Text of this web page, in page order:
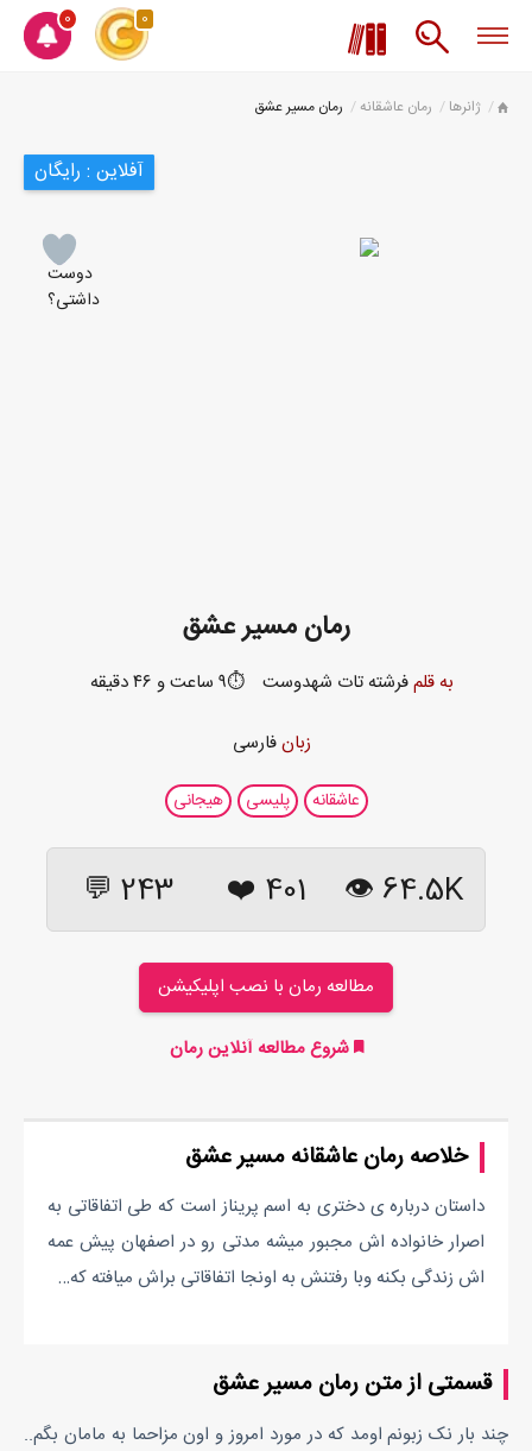
0 0
ژانرها رمان عاشقانه رمان مسیر عشق
آفلاین : رایگان
دوست
داشتی؟
رمان مسیر عشق
به قلمفرشته تات شهدوست ⏱️۹ ساعت و ۴۶ دقیقه
زبانفارسی
عاشقانه پلیسی هیجانی
64.5K 👁
401
❤️
243 💬
مطالعه رمان با نصب اپلیکیشن
شروع مطالعه آنلاین رمان
خلاصه رمان عاشقانه مسیر عشق
داستان درباره ی دختری به اسم پریناز است که طی اتفاقاتی به
اصرار خانواده اش مجبور میشه مدتی رو در اصفهان پیش عمه
اش زندگی بکنه وبا رفتنش به اونجا اتفاقاتی براش میافته که…
قسمتی از متن رمان مسیر عشق
چند بار نک زبونم اومد که در مورد امروز و اون مزاحما به مامان بگم..